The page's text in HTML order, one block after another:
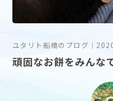
ユタリト船橋のブログ ｜
頑固なお餅をみんな